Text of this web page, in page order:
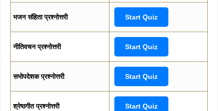
भजन संहिता प्रश्नोत्तरी Start Quiz
नीतिवचन प्रश्नोत्तरी Start Quiz
सभोपदेशक प्रश्नोत्तरी Start Quiz
श्रेष्ठगीत प्रश्नोत्तरी Start Quiz